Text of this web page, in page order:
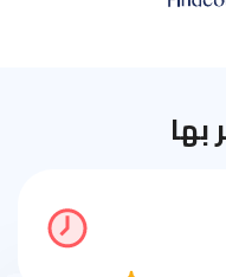
بها